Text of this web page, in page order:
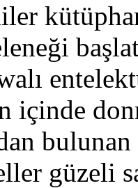
içinde
güzeli